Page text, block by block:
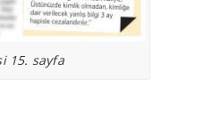
15. sayfa